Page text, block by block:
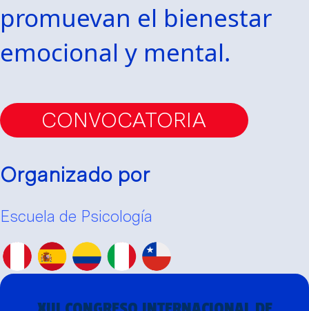
promuevan el bienestar
emocional y mental.
CONVOCATORIA
Organizado por
Escuela de Psicología